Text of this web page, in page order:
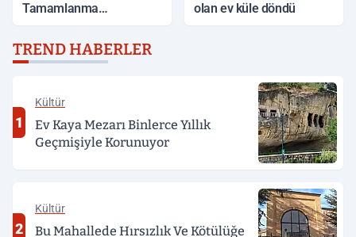
Tamamlanma
olan ev küle döndü
TREND HABERLER
1
Kültür
Ev Kaya Mezarı Binlerce Yıllık
Geçmişiyle Korunuyor
2
Kültür
Bu Mahallede Hırsızlık Ve Kötülüğe